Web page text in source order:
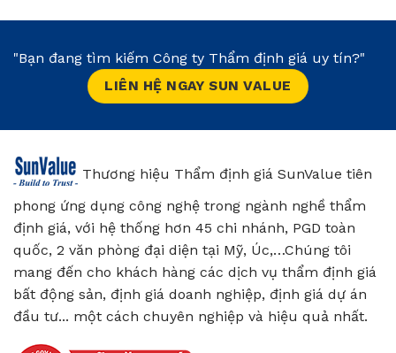
"Bạn đang tìm kiếm Công ty Thẩm định giá uy tín?"
LIÊN HỆ NGAY SUN VALUE
Thương hiệu Thẩm định giá SunValue tiên
phong ứng dụng công nghệ trong ngành nghề thẩm
định giá, với hệ thống hơn 45 chi nhánh, PGD toàn
quốc, 2 văn phòng đại diện tại Mỹ, Úc,…Chúng tôi
mang đến cho khách hàng các dịch vụ thẩm định giá
bất động sản, định giá doanh nghiệp, định giá dự án
đầu tư... một cách chuyên nghiệp và hiệu quả nhất.